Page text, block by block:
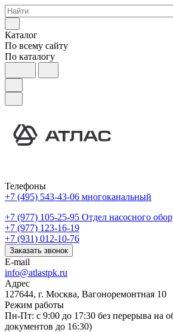
Каталог
По всему сайту
По каталогу
Телефоны
+7 (495) 543-43-06 многоканальный
+7 (977) 105-25-95 Отдел насосного
+7 (977) 123-16-19
+7 (931) 012-10-76
Заказать звонок
E-mail
info@atlastpk.ru
Адрес
127644, г. Москва, Вагоноремонтная 10
Режим работы
Пн-Пт: с 9:00 до 17:30 без перерыва на
документов до 16:30)